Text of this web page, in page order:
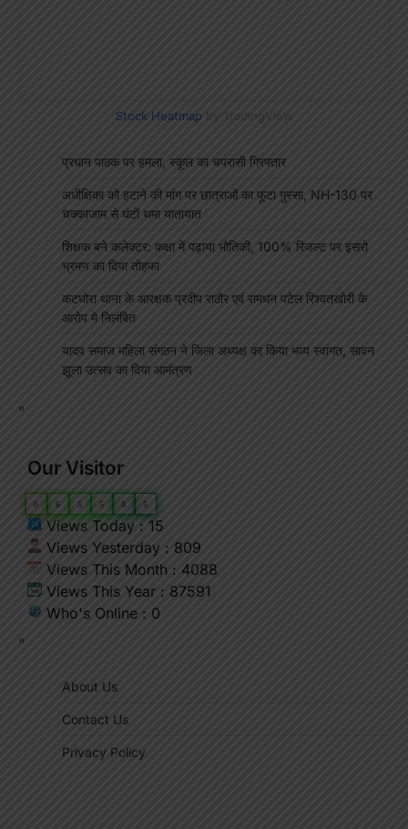
Stock Heatmap by TradingView
प्रधान पाठक पर हमला, स्कूल का चपरासी गिरफ्तार
अधीक्षिका को हटाने की मांग पर छात्राओं का फूटा गुस्सा, NH-130 पर
चक्काजाम से घंटों थमा यातायात
शिक्षक बने कलेक्टर: कक्षा में पढ़ाया भौतिकी, 100% रिजल्ट पर इसरो
भ्रमण का दिया तोहफा
कटघोरा थाना के आरक्षक प्रदीप राठौर एवं रामधन पटेल रिश्वतखोरी के
आरोप मे निलंबित
यादव समाज महिला संगठन ने जिला अध्यक्ष का किया भव्य स्वागत, सावन
झूला उत्सव का दिया आमंत्रण
"
Our Visitor
0 6 5 5 8 5
Views Today : 15
Views Yesterday : 809
Views This Month : 4088
Views This Year : 87591
Who's Online : 0
"
About Us
Contact Us
Privacy Policy